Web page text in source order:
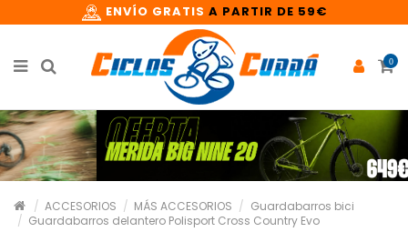
ENVÍO GRATIS A PARTIR DE 59€
0
ACCESORIOS MÁS ACCESORIOS
Guardabarros bici
Guardabarros delantero Polisport Cross Country Evo